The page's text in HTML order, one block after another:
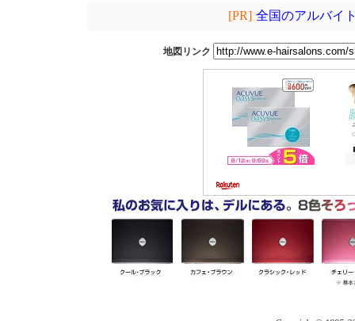
[PR] 全国のアルバイ
地図リンク